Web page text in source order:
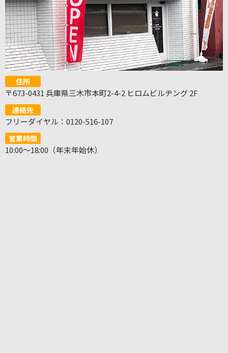
住所
〒673-0431 兵庫県三木市本町2-4-2 ヒロムビルヂング 2F
連絡先
フリーダイヤル：0120-516-107
営業時間
10:00～18:00（年末年始休）